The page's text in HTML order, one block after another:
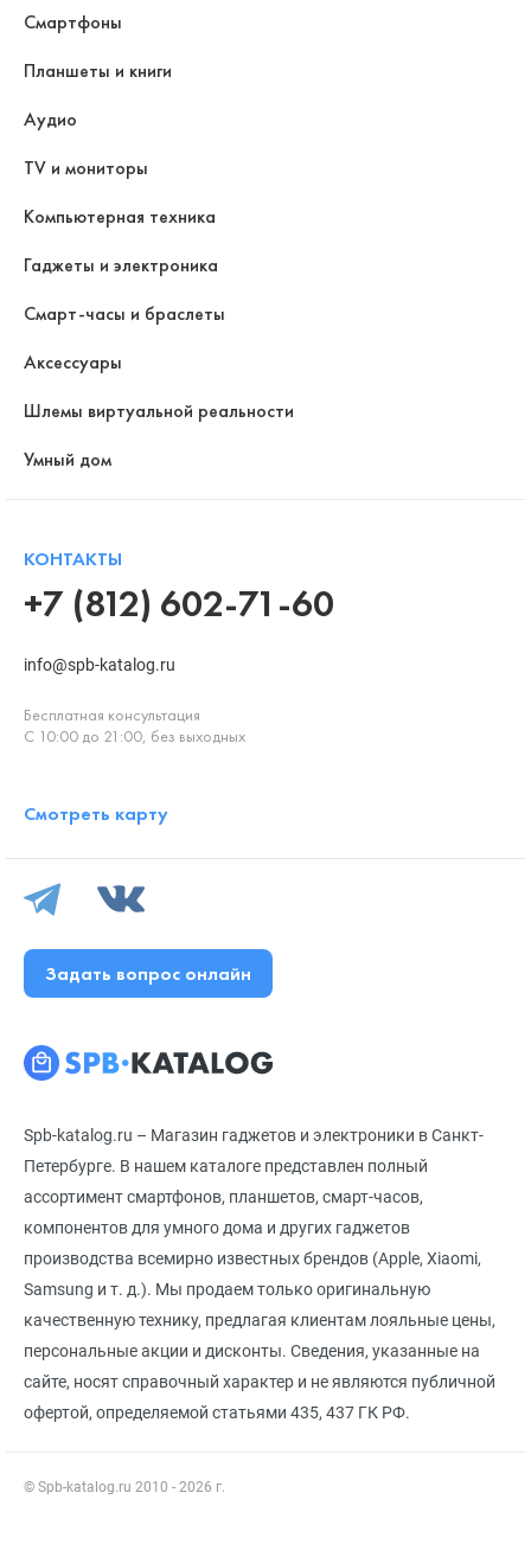
Spb-katalog.ru – Магазин гаджетов и электроники в Санкт-
Петербурге. В нашем каталоге представлен полный
ассортимент смартфонов, планшетов, смарт-часов,
компонентов для умного дома и других гаджетов
производства всемирно известных брендов (Apple, Xiaomi,
Samsung и т. д.). Мы продаем только оригинальную
качественную технику, предлагая клиентам лояльные цены,
персональные акции и дисконты. Сведения, указанные на
сайте, носят справочный характер и не являются публичной
офертой, определяемой статьями 435, 437 ГК РФ.
© Spb-katalog.ru 2010 - 2026 г.
Смартфоны
Планшеты и книги
Аудио
TV и мониторы
Компьютерная техника
Гаджеты и электроника
Смарт-часы и браслеты
Аксессуары
Шлемы виртуальной реальности
Умный дом
КОНТАКТЫ
+7 (812) 602-71-60
info@spb-katalog.ru
Бесплатная консультация
С 10:00 до 21:00, без выходных
Смотреть карту
Задать вопрос онлайн